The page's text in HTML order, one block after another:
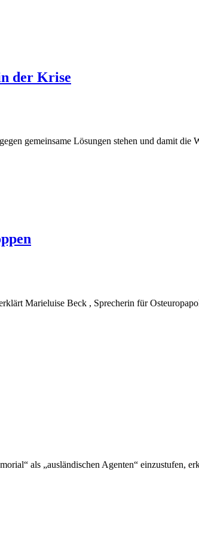
der Krise
gemeinsame Lösungen stehen und damit die
Marieluise Beck , Sprecherin für
als „ausländischen Agenten“ einzustufen,